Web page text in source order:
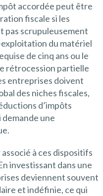
accordée peut être
fiscale si les
pas scrupuleusement
du matériel
de cinq ans ou le
rétrocession partielle
entreprises doivent
des niches fiscales,
d’impôts
une
à ces dispositifs
investissant dans une
deviennent souvent
et indéfinie, ce qui